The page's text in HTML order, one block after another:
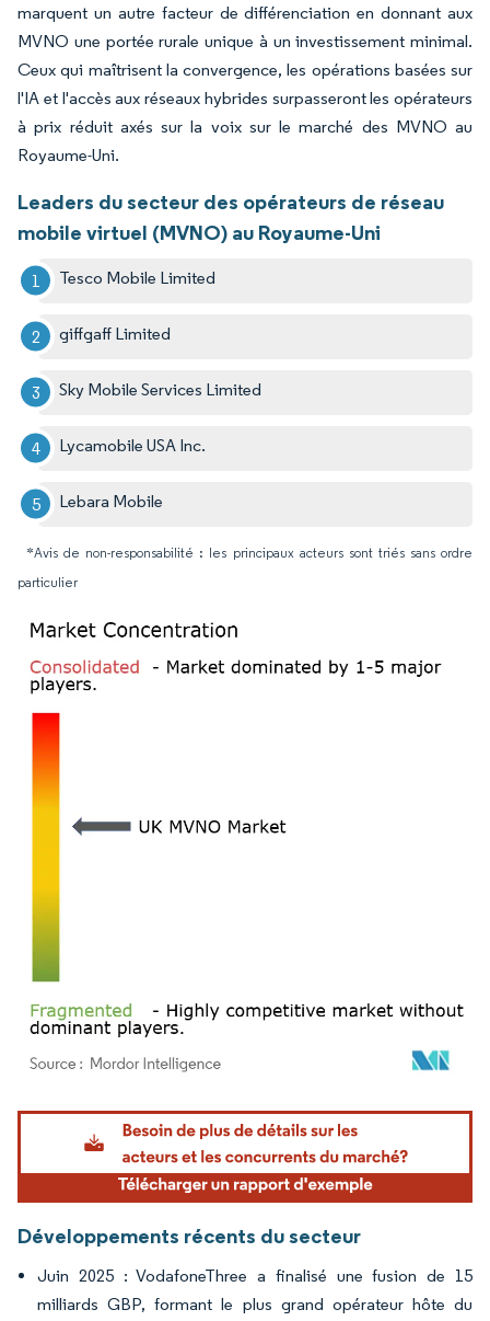
marquent un autre facteur de différenciation en donnant aux
MVNO une portée rurale unique à un investissement minimal.
Ceux qui maîtrisent la convergence, les opérations basées sur
l'IA et l'accès aux réseaux hybrides surpasseront les opérateurs
à prix réduit axés sur la voix sur le marché des MVNO au
Royaume-Uni.
Leaders du secteur des opérateurs de réseau
mobile virtuel (MVNO) au Royaume-Uni
Tesco Mobile Limited
giffgaff Limited
Sky Mobile Services Limited
Lycamobile USA Inc.
Lebara Mobile
*Avis de non-responsabilité : les principaux acteurs sont triés sans ordre
particulier
Image © Mordor Intelligence. La réutilisation nécessite une attribution sous CC BY
Développements récents du secteur
Juin 2025 : VodafoneThree a finalisé une fusion de 15
milliards GBP, formant le plus grand opérateur hôte du